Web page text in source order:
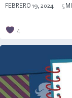
FEBRERO 19, 2024 5
4